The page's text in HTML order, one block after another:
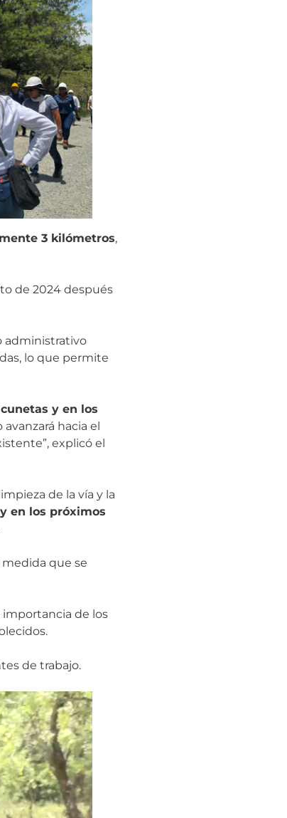
3 kilómetros,
de 2024 después
administrativo
lo que permite
y en los
hacia el
explicó el
de la vía y la
en los próximos
medida que se
importancia de los
de trabajo.